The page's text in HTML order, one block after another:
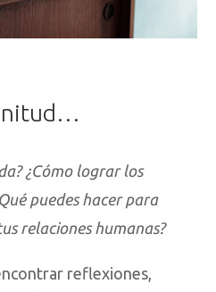
¿Cómo lograr los
puedes hacer para
relaciones humanas?
reflexiones,